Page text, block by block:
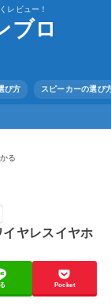
レビュー！
ブロ
び方 スピーカーの選び
る
イヤレスイヤホ
Pocket